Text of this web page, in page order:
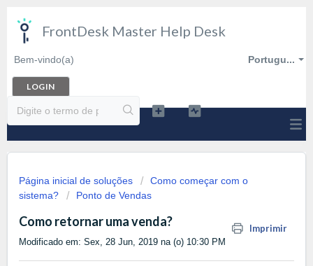
FrontDesk Master Help Desk
Portugu...
Bem-vindo(a)
LOGIN
Página inicial de soluções
Como começar com o
sistema?
Ponto de Vendas
Como retornar uma venda? Imprimir
Modificado em: Sex, 28 Jun, 2019 na (o) 10:30 PM